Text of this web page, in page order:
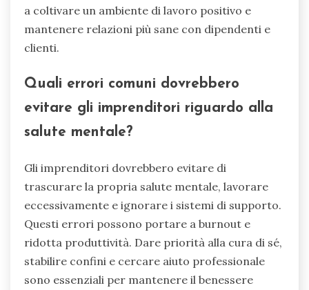
a coltivare un ambiente di lavoro positivo e
mantenere relazioni più sane con dipendenti e
clienti.
Quali errori comuni dovrebbero
evitare gli imprenditori riguardo alla
salute mentale?
Gli imprenditori dovrebbero evitare di
trascurare la propria salute mentale, lavorare
eccessivamente e ignorare i sistemi di supporto.
Questi errori possono portare a burnout e
ridotta produttività. Dare priorità alla cura di sé,
stabilire confini e cercare aiuto professionale
sono essenziali per mantenere il benessere